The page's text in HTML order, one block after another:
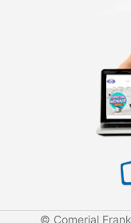
© Comerial